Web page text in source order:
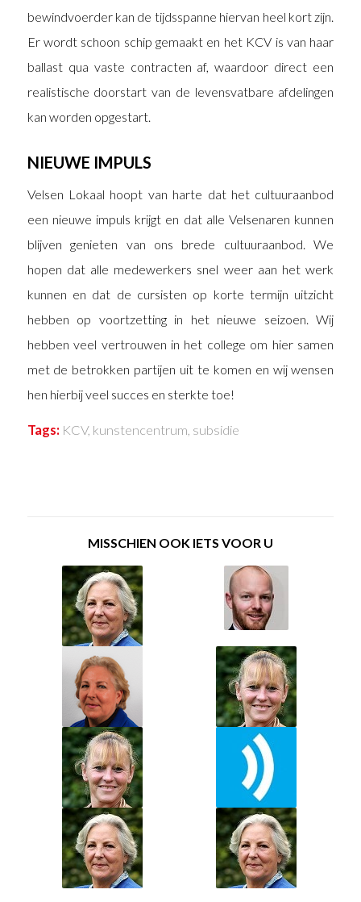
bewindvoerder kan de tijdsspanne hiervan heel kort zijn.
Er wordt schoon schip gemaakt en het KCV is van haar
ballast qua vaste contracten af, waardoor direct een
realistische doorstart van de levensvatbare afdelingen
kan worden opgestart.
NIEUWE IMPULS
Velsen Lokaal hoopt van harte dat het cultuuraanbod
een nieuwe impuls krijgt en dat alle Velsenaren kunnen
blijven genieten van ons brede cultuuraanbod. We
hopen dat alle medewerkers snel weer aan het werk
kunnen en dat de cursisten op korte termijn uitzicht
hebben op voortzetting in het nieuwe seizoen. Wij
hebben veel vertrouwen in het college om hier samen
met de betrokken partijen uit te komen en wij wensen
hen hierbij veel succes en sterkte toe!
Tags: KCV, kunstencentrum, subsidie
MISSCHIEN OOK IETS VOOR U